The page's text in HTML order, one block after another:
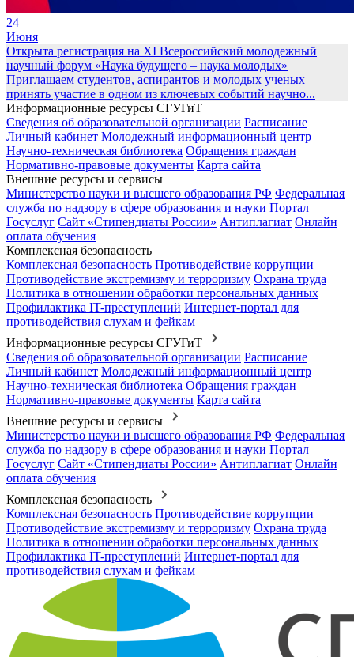
24
Июня
Открыта регистрация на XI Всероссийский молодежный
научный форум «Наука будущего – наука молодых»
Приглашаем студентов, аспирантов и молодых ученых
принять участие в одном из ключевых событий научно...
Информационные ресурсы СГУГиТ
Сведения об образовательной организации Расписание
Личный кабинет Молодежный информационный центр
Научно-техническая библиотека Обращения граждан
Нормативно-правовые документы Карта сайта
Внешние ресурсы и сервисы
Министерство науки и высшего образования РФ Федеральная
служба по надзору в сфере образования и науки Портал
Госуслуг Сайт «Стипендиаты России» Антиплагиат Онлайн
оплата обучения
Комплексная безопасность
Комплексная безопасность Противодействие коррупции
Противодействие экстремизму и терроризму Охрана труда
Политика в отношении обработки персональных данных
Профилактика IT-преступлений Интернет-портал для
противодействия слухам и фейкам
Информационные ресурсы СГУГиТ
Сведения об образовательной организации Расписание
Личный кабинет Молодежный информационный центр
Научно-техническая библиотека Обращения граждан
Нормативно-правовые документы Карта сайта
Внешние ресурсы и сервисы
Министерство науки и высшего образования РФ Федеральная
служба по надзору в сфере образования и науки Портал
Госуслуг Сайт «Стипендиаты России» Антиплагиат Онлайн
оплата обучения
Комплексная безопасность
Комплексная безопасность Противодействие коррупции
Противодействие экстремизму и терроризму Охрана труда
Политика в отношении обработки персональных данных
Профилактика IT-преступлений Интернет-портал для
противодействия слухам и фейкам